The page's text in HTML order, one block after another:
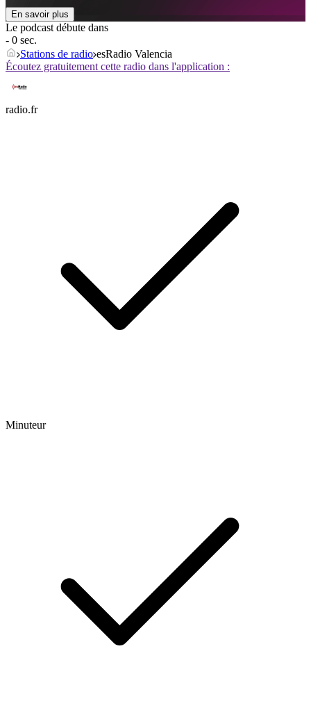
En savoir plus
Le podcast débute dans
- 0 sec.
Stations de radio esRadio Valencia
Écoutez gratuitement cette radio dans l'application :
radio.fr
Minuteur